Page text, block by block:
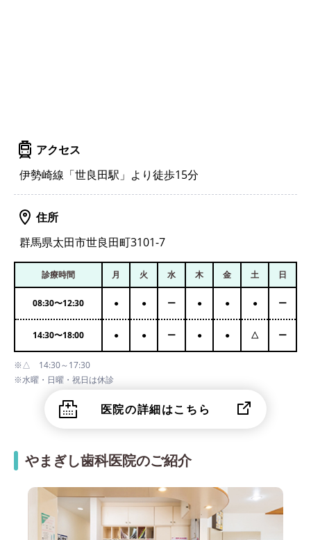
アクセス
伊勢崎線「世良田駅」より徒歩15分
住所
群馬県太田市世良田町3101-7
診療時間 月 火 水 木 金 土 日
08:30〜12:30 ● ● ー ● ● ● ー
14:30〜18:00 ● ● ー ● ● △ ー
※△ 14:30～17:30
※水曜・日曜・祝日は休診
医院の詳細はこちら
やまぎし歯科医院のご紹介